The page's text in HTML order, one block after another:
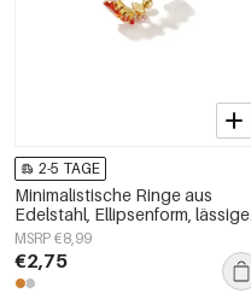
2-5 TAGE
Minimalistische Ringe aus
Edelstahl, Ellipsenform, lässige
und schlichte Serie für Damen –
Schmuck für jeden Tag
MSRP €8,99
€2,75